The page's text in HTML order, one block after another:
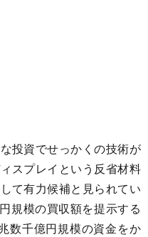
投資でせっかくの技術が
スプレイという反省材料
て有力候補と見られてい
規模の買収額を提示する
数千億円規模の資金をか